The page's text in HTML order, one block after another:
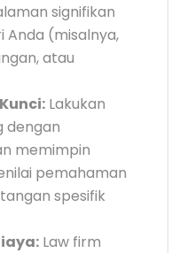
signifikan
Anda (misalnya,
atau
Lakukan
dengan
memimpin
pemahaman
spesifik
Law firm